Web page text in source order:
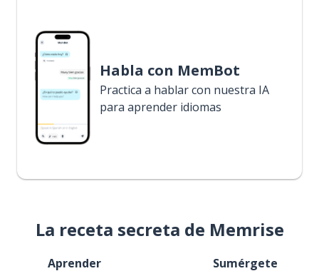
Habla con MemBot
Practica a hablar con nuestra IA
para aprender idiomas
La receta secreta de Memrise
Aprender Sumérgete